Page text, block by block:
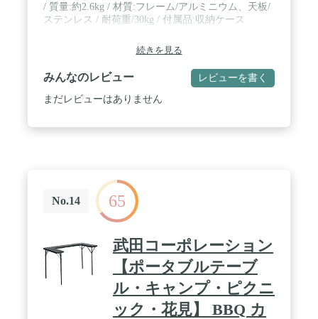
/ 質量:約2.6kg / 材質:フレーム/アルミニウム、天板/
ステンレス / 耐荷重/30kg / 付属品:収納ケース
続きを見る
みんなのレビュー レビューを書く
まだレビューはありません
No.14 65
武田コーポレーション
【ポータブルテーブ
ル・キャンプ・ピクニ
ック・花見】 BBQ カ